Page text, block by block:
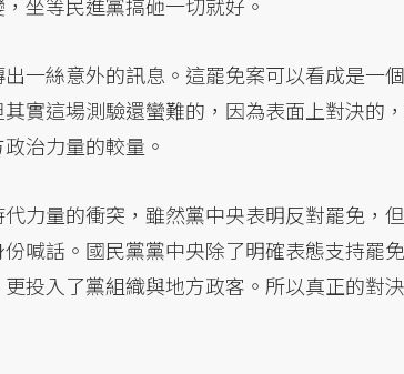
坐等民進黨搞砸一切就好。
一絲意外的訊息。這罷免案可以看成是一
實這場測驗還蠻難的，因為表面上對決的
治力量的較量。
力量的衝突，雖然黨中央表明反對罷免，
喊話。國民黨黨中央除了明確表態支持罷
投入了黨組織與地方政客。所以真正的對